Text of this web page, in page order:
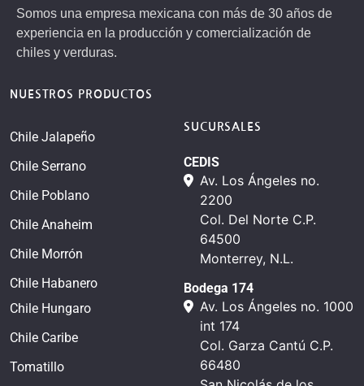
Somos una empresa mexicana con más de 30 años de
experiencia en la producción y comercialización de
chiles y verduras.
NUESTROS PRODUCTOS
Chile Jalapeño
Chile Serrano
Chile Poblano
Chile Anaheim
Chile Morrón
Chile Habanero
Chile Hungaro
Chile Caribe
Tomatillo
SUCURSALES
CEDIS
Av. Los Ángeles no.
2200
Col. Del Norte C.P.
64500
Monterrey, N.L.
Bodega 174
Av. Los Ángeles no. 1000
int 174
Col. Garza Cantú C.P.
66480